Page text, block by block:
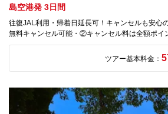
島空港発 3日間
往復JAL利用・帰着日延長可！キャンセルも安心
無料キャンセル可能・②キャンセル料は全額ポイ
ツアー基本料金：